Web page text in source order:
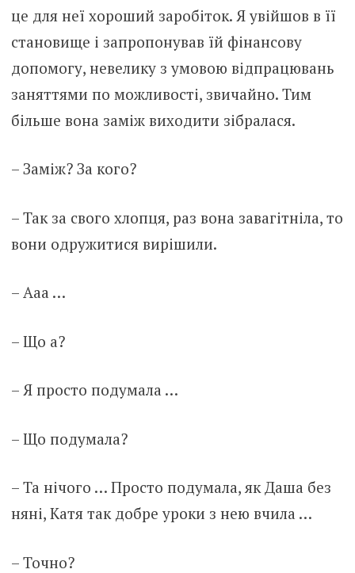
це для неї хороший заробіток. Я увійшов в її
становище і запропонував їй фінансову
допомогу, невелику з умовою відпрацювань
заняттями по можливості, звичайно. Тим
більше вона заміж виходити зібралася.
– Заміж? За кого?
– Так за свого хлопця, раз вона завагітніла, то
вони одружитися вирішили.
– Ааа …
– Що а?
– Я просто подумала …
– Що подумала?
– Та нічого … Просто подумала, як Даша без
няні, Катя так добре уроки з нею вчила …
– Точно?